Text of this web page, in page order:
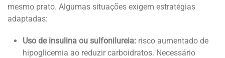
mesmo prato. Algumas situações exigem estratégias
adaptadas:
Uso de insulina ou sulfonilureia: risco aumentado de
hipoglicemia ao reduzir carboidratos. Necessário